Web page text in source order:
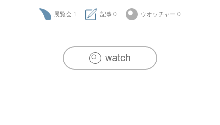
展覧会 1 記事 0 ウオッチャー 0